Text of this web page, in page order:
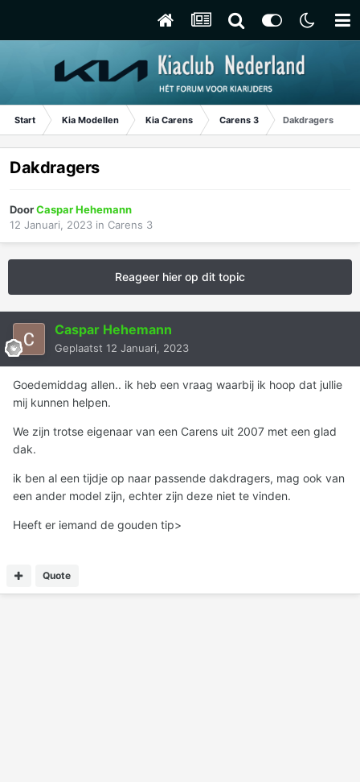
Start Kia Modellen Kia Carens Carens 3 Dakdragers
Dakdragers
DoorCaspar Hehemann
12 Januari, 2023 in Carens 3
Reageer hier op dit topic
Caspar Hehemann
Geplaatst 12 Januari, 2023
Goedemiddag allen.. ik heb een vraag waarbij ik hoop dat jullie
mij kunnen helpen.
We zijn trotse eigenaar van een Carens uit 2007 met een glad
dak.
ik ben al een tijdje op naar passende dakdragers, mag ook van
een ander model zijn, echter zijn deze niet te vinden.
Heeft er iemand de gouden tip>
Quote